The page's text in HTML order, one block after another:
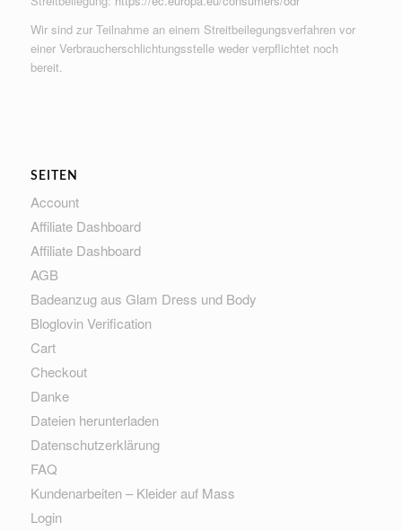
Wir sind zur Teilnahme an einem Streitbeilegungsverfahren vor
einer Verbraucherschlichtungsstelle weder verpflichtet noch
bereit.
SEITEN
Account
Affiliate Dashboard
Affiliate Dashboard
AGB
Badeanzug aus Glam Dress und Body
Bloglovin Verification
Cart
Checkout
Danke
Dateien herunterladen
Datenschutzerklärung
FAQ
Kundenarbeiten – Kleider auf Mass
Login